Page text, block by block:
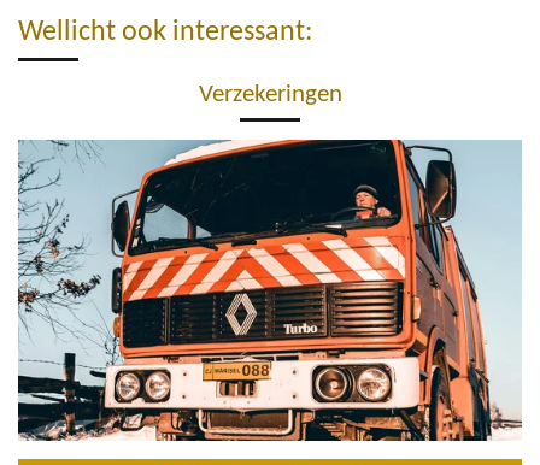
Wellicht ook interessant:
Verzekeringen